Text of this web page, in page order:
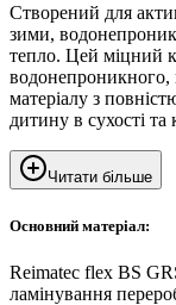
Створений для
зими,
тепло. Цей міцний
водонепроникного,
матеріалу з
дитину в сухості та
Читати більше
Основний матеріал:
Reimatec flex BS
ламінування